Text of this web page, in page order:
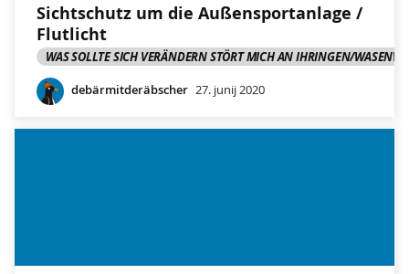
Sichtschutz um die Außensportanlage /
Flutlicht
WAS SOLLTE SICH VERÄNDERN STÖRT MICH AN IHRINGEN/
debärmitderäbscher 27. junij 2020